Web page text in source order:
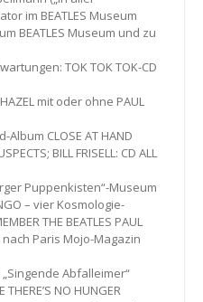
im BEATLES Museum
BEATLES Museum und zu
TOK TOK TOK-CD
mit oder ohne PAUL
Album CLOSE AT HAND
BILL FRISELL: CD ALL
Puppenkisten“-Museum
– vier Kosmologie-
THE BEATLES PAUL
nach Paris Mojo-Magazin
„Singende Abfalleimer“
NO HUNGER